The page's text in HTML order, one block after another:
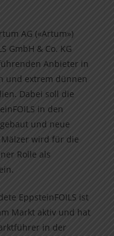
AG («Artum»)
GmbH & Co. KG
Anbieter in
und extrem dünnen
Dabei soll die
in den
und neue
wird für die
Rolle als
EppsteinFOILS ist
Markt aktiv und hat
in der